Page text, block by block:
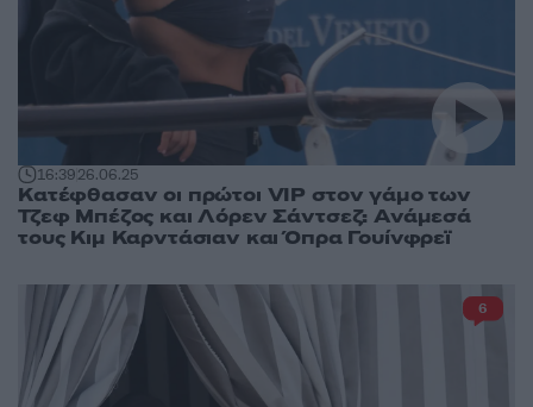
16:3926.06.25
Κατέφθασαν οι πρώτοι VIP στον γάμο των
Τζεφ Μπέζος και Λόρεν Σάντσεζ: Ανάμεσά
τους Κιμ Καρντάσιαν και Όπρα Γουίνφρεϊ
6